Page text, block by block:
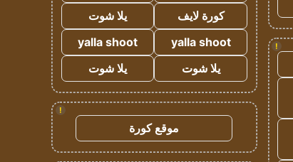
!
كورة لايف
يلا شوت
yalla shoot
yalla shoot
يلا شوت
يلا شوت
!
موقع كورة